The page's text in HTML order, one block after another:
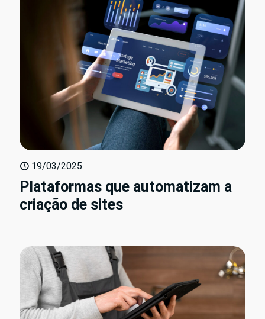
19/03/2025
Plataformas que automatizam a
criação de sites